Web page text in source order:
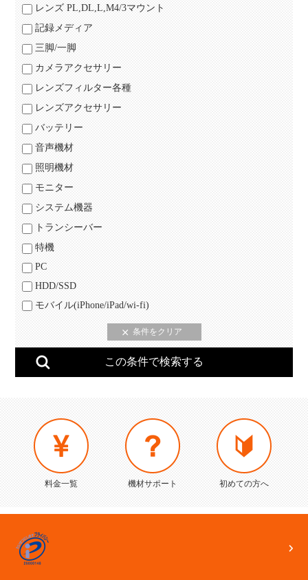
レンズ PL,DL,L,M4/3マウント
記録メディア
三脚/一脚
カメラアクセサリー
レンズフィルター各種
レンズアクセサリー
バッテリー
音声機材
照明機材
モニター
システム機器
トランシーバー
特機
PC
HDD/SSD
モバイル(iPhone/iPad/wi-fi)
料金一覧 機材サポート 初めての方へ